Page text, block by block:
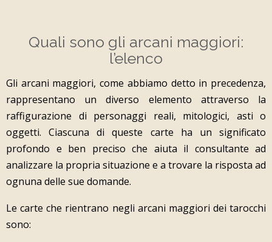
Quali sono gli arcani maggiori:
l’elenco
Gli arcani maggiori, come abbiamo detto in precedenza,
rappresentano un diverso elemento attraverso la
raffigurazione di personaggi reali, mitologici, asti o
oggetti. Ciascuna di queste carte ha un significato
profondo e ben preciso che aiuta il consultante ad
analizzare la propria situazione e a trovare la risposta ad
ognuna delle sue domande.
Le carte che rientrano negli arcani maggiori dei tarocchi
sono: